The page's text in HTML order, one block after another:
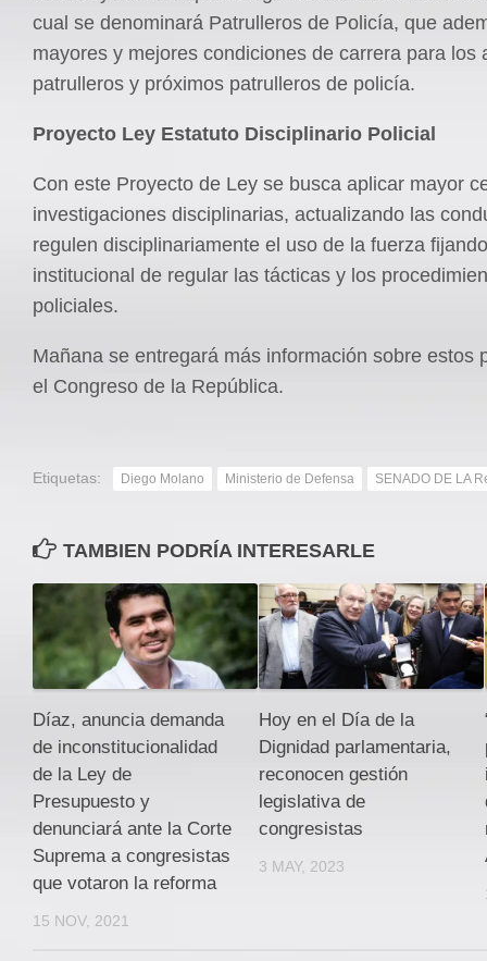
cual se denominará Patrulleros de Policía, que
mayores y mejores condiciones de carrera para los
patrulleros y próximos patrulleros de policía.
Proyecto Ley Estatuto Disciplinario Policial
Con este Proyecto de Ley se busca aplicar mayor
investigaciones disciplinarias, actualizando las
regulen disciplinariamente el uso de la fuerza
institucional de regular las tácticas y los
policiales.
Mañana se entregará más información sobre estos
el Congreso de la República.
Etiquetas: Diego Molano Ministerio de Defensa SENADO DE LA
TAMBIEN PODRÍA INTERESARLE
Díaz, anuncia demanda
de inconstitucionalidad
de la Ley de
Presupuesto y
denunciará ante la Corte
Suprema a congresistas
que votaron la reforma
15 NOV, 2021
Hoy en el Día de la
Dignidad parlamentaria,
reconocen gestión
legislativa de
congresistas
3 MAY, 2023